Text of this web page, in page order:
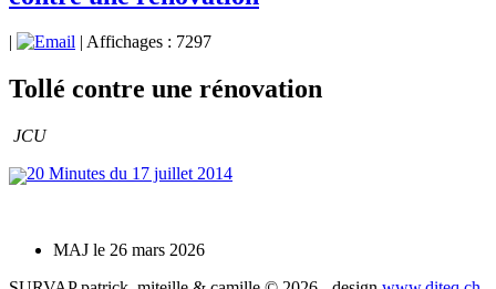
| Affichages : 7297
Tollé contre une rénovation
JCU
20 Minutes du 17 juillet 2014
MAJ le 26 mars 2026